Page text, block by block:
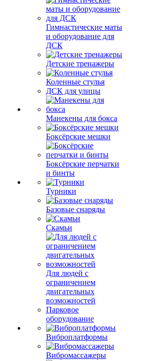
Гимнастические маты
и оборудование для
ДСК
Детские тренажеры
Коленные стулья
ДСК для улицы
Манекены для бокса
Боксёрские мешки
Боксёрские перчатки
и бинты
Турники
Базовые снаряды
Скамьи
Для людей с
ограничением
двигательных
возможностей
Парковое
оборудование
Виброплатформы
Вибромассажеры